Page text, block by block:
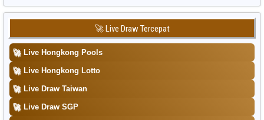
Data Togel Sydney
Data Togel Sydney Lottery
Data Togel Sydney Lottery 6d
Data Togel Sydney Lotto
Data Togel Sydney Pools 6d
Data Togel Taipei
Data Togel Taiwan
🚀 Live Draw Tercepat
🚀 Live Hongkong Pools
🚀 Live Hongkong Lotto
🚀 Live Draw Taiwan
🚀 Live Draw SGP